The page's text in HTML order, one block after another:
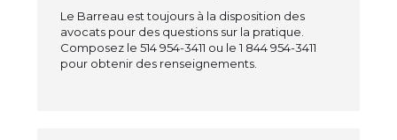
Le Barreau est toujours à la disposition des
avocats pour des questions sur la pratique.
Composez le 514 954-3411 ou le 1 844 954-3411
pour obtenir des renseignements.